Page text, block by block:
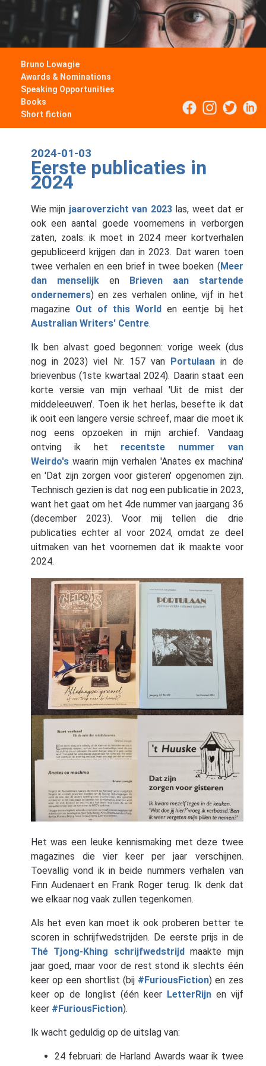
Bruno Lowagie
Awards & Nominations
Speaking Opportunities
Books
Short fiction
2024-01-03
Eerste publicaties in
2024
Wie mijn jaaroverzicht van 2023las, weet dat er
ook een aantal goede voornemens in verborgen
zaten, zoals: ik moet in 2024 meer kortverhalen
gepubliceerd krijgen dan in 2023. Dat waren toen
twee verhalen en een brief in twee boeken (Meer
dan menselijken Brieven aan startende
ondernemers) en zes verhalen online, vijf in het
magazine Out of this World en eentje bij het
Australian Writers' Centre.
Ik ben alvast goed begonnen: vorige week (dus
nog in 2023) viel Nr. 157 van Portulaan in de
brievenbus (1ste kwartaal 2024). Daarin staat een
korte versie van mijn verhaal 'Uit de mist der
middeleeuwen'. Toen ik het herlas, besefte ik dat
ik ooit een langere versie schreef, maar die moet ik
nog eens opzoeken in mijn archief. Vandaag
ontving ik het recentste nummer van
Weirdo'swaarin mijn verhalen 'Anates ex machina'
en 'Dat zijn zorgen voor gisteren' opgenomen zijn.
Technisch gezien is dat nog een publicatie in 2023,
want het gaat om het 4de nummer van jaargang 36
(december 2023). Voor mij tellen die drie
publicaties echter al voor 2024, omdat ze deel
uitmaken van het voornemen dat ik maakte voor
2024.
Het was een leuke kennismaking met deze twee
magazines die vier keer per jaar verschijnen.
Toevallig vond ik in beide nummers verhalen van
Finn Audenaert en Frank Roger terug. Ik denk dat
we elkaar nog vaak zullen tegenkomen.
Als het even kan moet ik ook proberen better te
scoren in schrijfwedstrijden. De eerste prijs in de
Thé Tjong-Khing schrijfwedstrijdmaakte mijn
jaar goed, maar voor de rest stond ik slechts één
keer op een shortlist (bij #FuriousFiction) en zes
keer op de longlist (één keer LetterRijnen vijf
keer #FuriousFiction).
Ik wacht geduldig op de uitslag van:
24 februari: de Harland Awards waar ik twee